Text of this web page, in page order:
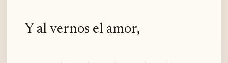
Y al vernos el amor,